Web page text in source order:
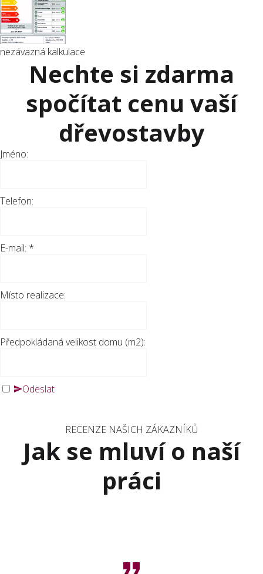
nezávazná kalkulace
Nechte si zdarma
spočítat cenu vaší
dřevostavby
Jméno:
Telefon:
E-mail: *
Místo realizace:
Předpokládaná velikost domu (m2):
Odeslat
RECENZE NAŠICH ZÁKAZNÍKŮ
Jak se mluví o naší
práci